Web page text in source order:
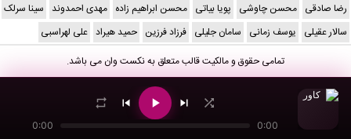
0:00
0:00
رضا صادقی محسن چاوشی پویا بیاتی محسن ابراهیم زاده مهدی احمدوند سینا سرلک
سالار عقیلی یوسف زمانی سامان جلیلی فرزاد فرزین حمید هیراد علی لهراسبی
تمامی حقوق و مالکیت قالب متعلق بهنکست وانمی باشد.